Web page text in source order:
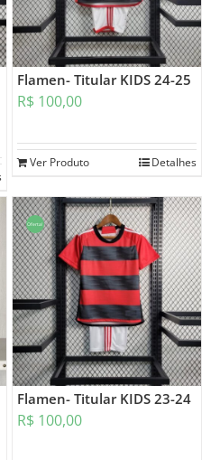
Flamen- Titular KIDS 24-25
R$ 100,00
Ver Produto Detalhes
Oferta!
Flamen- Titular KIDS 23-24
R$ 100,00